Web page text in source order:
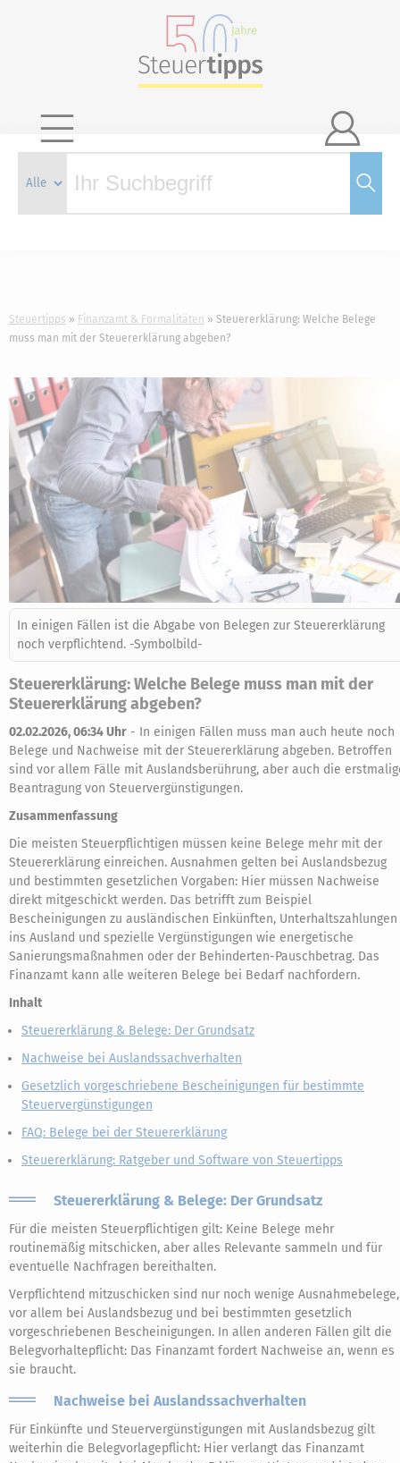

Steuertipps Finanzamt & Formalitäten
Steuererklärung: Welche Belege
muss man mit der Steuererklärung abgeben?
In einigen Fällen ist die Abgabe von Belegen zur Steuererklärung
noch verpflichtend. -Symbolbild-
Steuererklärung: Welche Belege muss man mit der
Steuererklärung abgeben?
02.02.2026, 06:34 Uhr - In einigen Fällen muss man auch heute noch
Belege und Nachweise mit der Steuererklärung abgeben. Betroffen
sind vor allem Fälle mit Auslandsberührung, aber auch die
Beantragung von Steuervergünstigungen.
Zusammenfassung
Die meisten Steuerpflichtigen müssen keine Belege mehr mit der
Steuererklärung einreichen. Ausnahmen gelten bei Auslandsbezug
und bestimmten gesetzlichen Vorgaben: Hier müssen Nachweise
direkt mitgeschickt werden. Das betrifft zum Beispiel
Bescheinigungen zu ausländischen Einkünften, Unterhaltszahlungen
ins Ausland und spezielle Vergünstigungen wie energetische
Sanierungsmaßnahmen oder der Behinderten-Pauschbetrag. Das
Finanzamt kann alle weiteren Belege bei Bedarf nachfordern.
Inhalt
Steuererklärung & Belege: Der Grundsatz
Nachweise bei Auslandssachverhalten
Gesetzlich vorgeschriebene Bescheinigungen für bestimmte
Steuervergünstigungen
FAQ: Belege bei der Steuererklärung
Steuererklärung: Ratgeber und Software von Steuertipps
Steuererklärung & Belege: Der Grundsatz
Für die meisten Steuerpflichtigen gilt: Keine Belege mehr
routinemäßig mitschicken, aber alles Relevante sammeln und für
eventuelle Nachfragen bereithalten.
Verpflichtend mitzuschicken sind nur noch wenige Ausnahmebelege,
vor allem bei Auslandsbezug und bei bestimmten gesetzlich
vorgeschriebenen Bescheinigungen. In allen anderen Fällen gilt die
Belegvorhaltepflicht: Das Finanzamt fordert Nachweise an, wenn es
sie braucht.
Nachweise bei Auslandssachverhalten
Für Einkünfte und Steuervergünstigungen mit Auslandsbezug gilt
weiterhin die Belegvorlagepflicht: Hier verlangt das Finanzamt